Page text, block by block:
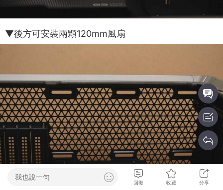
▼後方可安裝兩顆120mm風扇
我也說一句
回復 收藏 分享